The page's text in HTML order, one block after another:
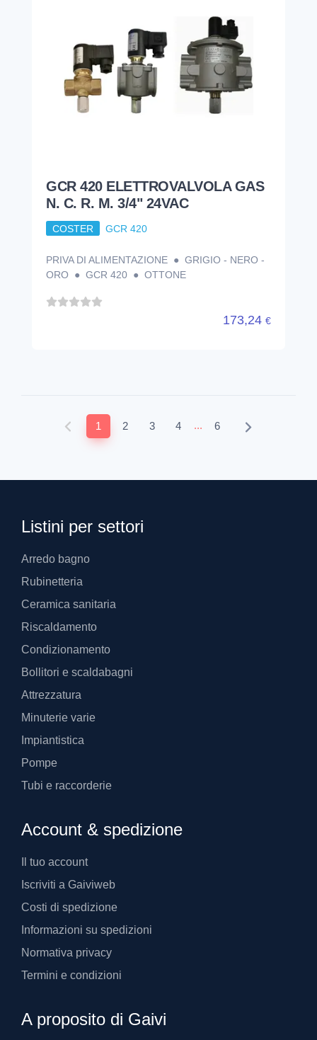
GCR 420 ELETTROVALVOLA GAS
N. C. R. M. 3/4" 24VAC
COSTER GCR 420
PRIVA DI ALIMENTAZIONE ● GRIGIO - NERO -
ORO ● GCR 420 ● OTTONE
173,24 €
1 2 3 4 ... 6
Listini per settori
Arredo bagno
Rubinetteria
Ceramica sanitaria
Riscaldamento
Condizionamento
Bollitori e scaldabagni
Attrezzatura
Minuterie varie
Impiantistica
Pompe
Tubi e raccorderie
Account & spedizione
Il tuo account
Iscriviti a Gaiviweb
Costi di spedizione
Informazioni su spedizioni
Normativa privacy
Termini e condizioni
A proposito di Gaivi